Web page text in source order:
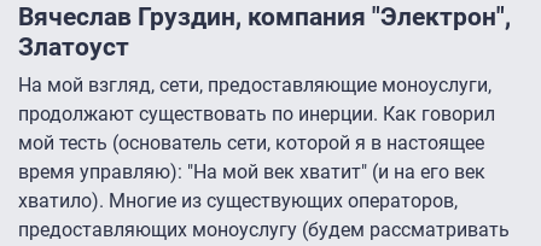
Вячеслав Груздин, компания "Электрон",
Златоуст
На мой взгляд, сети, предоставляющие моноуслуги,
продолжают существовать по инерции. Как говорил
мой тесть (основатель сети, которой я в настоящее
время управляю): "На мой век хватит" (и на его век
хватило). Многие из существующих операторов,
предоставляющих моноуслугу (будем рассматривать